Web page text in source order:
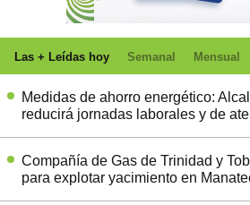
Las + Leídas hoy Semanal Mensual
Medidas de ahorro energético:
reducirá jornadas laborales y de
Compañía de Gas de Trinidad y
para explotar yacimiento en